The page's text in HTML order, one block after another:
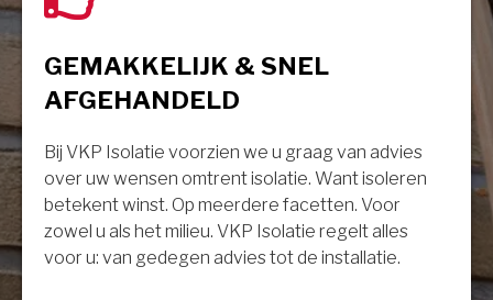
GEMAKKELIJK & SNEL
AFGEHANDELD
Bij VKP Isolatie voorzien we u graag van advies
over uw wensen omtrent isolatie. Want isoleren
betekent winst. Op meerdere facetten. Voor
zowel u als het milieu. VKP Isolatie regelt alles
voor u: van gedegen advies tot de installatie.